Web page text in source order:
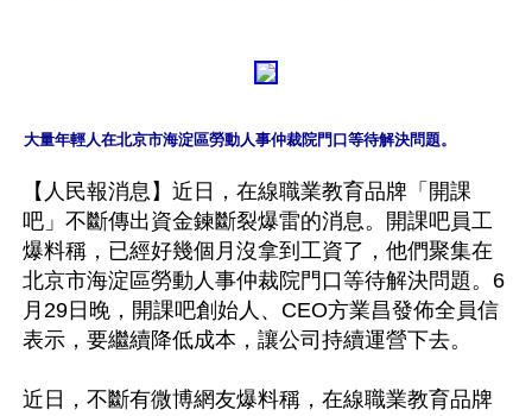
【人民報消息】近日，在線職業教育品牌「開課
吧」不斷傳出資金鍊斷裂爆雷的消息。開課吧員工
爆料稱，已經好幾個月沒拿到工資了，他們聚集在
北京市海淀區勞動人事仲裁院門口等待解決問題。6
月29日晚，開課吧創始人、CEO方業昌發佈全員信
表示，要繼續降低成本，讓公司持續運營下去。
近日，不斷有微博網友爆料稱，在線職業教育品牌